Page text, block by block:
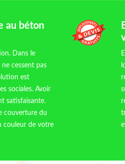
au béton
Dans le
cessent pas
est
sociales. Avoir
satisfaisante.
couverture du
couleur de votre